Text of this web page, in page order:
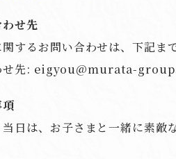
せ先
するお問い合わせは、下記ま
せ先: eigyou@murata-
当日は、お子さまと一緒に素